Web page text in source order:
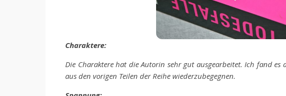
Charaktere:
Die Charaktere hat die Autorin sehr gut ausgearbeitet. Ich fand
aus den vorigen Teilen der Reihe wiederzubegegnen.